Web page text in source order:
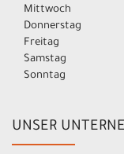
Mittwoch
Donnerstag
Freitag
Samstag
Sonntag
UNSER